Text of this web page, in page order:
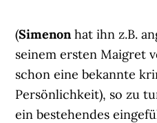
(Simenonhat ihn z.B.
seinem ersten Maigret
schon eine bekannte
Persönlichkeit), so zu
ein bestehendes